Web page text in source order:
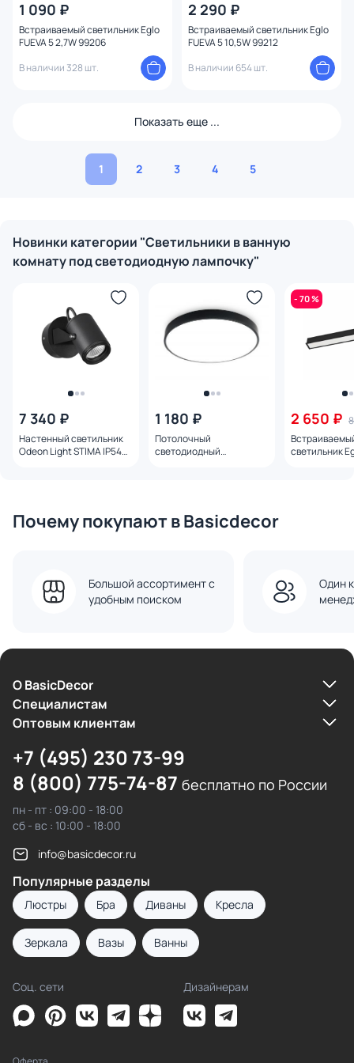
1 090 ₽
Встраиваемый светильник Eglo
FUEVA 5 2,7W 99206
В наличии 328 шт.
2 290 ₽
Встраиваемый светильник Eglo
FUEVA 5 10,5W 99212
В наличии 654 шт.
Показать еще ...
1 2 3 4 5
Новинки категории "Светильники в ванную
комнату под светодиодную лампочку"
7 340 ₽
Настенный светильник
Odeon Light STIMA IP54
1 180 ₽
Потолочный
светодиодный
- 70 %
2 650 ₽
светильник
Почему покупают в Basicdecor
Большой ассортимент с
удобным поиском
Один
О BasicDecor
Cпециалистам
Оптовым клиентам
+7 (495) 230 73-99
8 (800) 775-74-87 бесплатно по России
пн - пт : 09:00 - 18:00
сб - вс : 10:00 - 18:00
info@basicdecor.ru
Популярные разделы
Люстры Бра Диваны Кресла
Зеркала Вазы Ванны
Соц. сети Дизайнерам